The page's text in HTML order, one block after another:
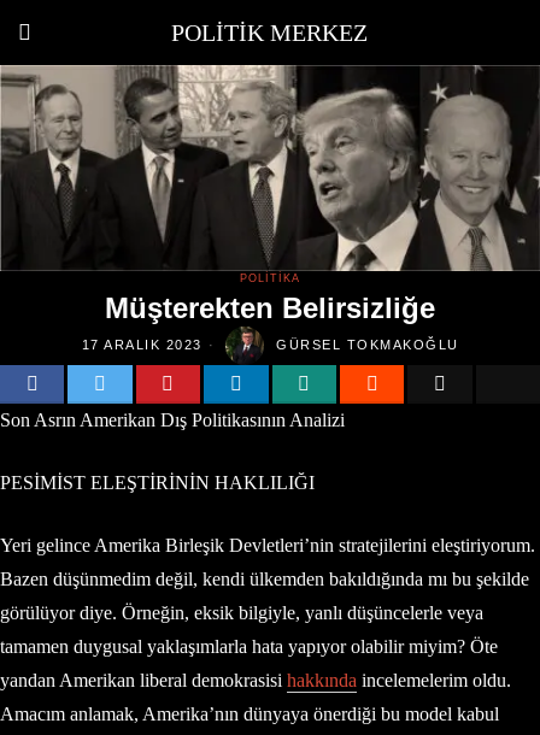
POLITIK MERKEZ
POLITIKA
Müşterekten Belirsizliğe
17 ARALIK 2023 GÜRSEL TOKMAKOĞLU
Son Asrın Amerikan Dış Politikasının Analizi
PESİMİST ELEŞTİRİNİN HAKLILIĞI
Yeri gelince Amerika Birleşik Devletleri’nin stratejilerini eleştiriyorum.
Bazen düşünmedim değil, kendi ülkemden bakıldığında mı bu şekilde
görülüyor diye. Örneğin, eksik bilgiyle, yanlı düşüncelerle veya
tamamen duygusal yaklaşımlarla hata yapıyor olabilir miyim? Öte
yandan Amerikan liberal demokrasisi hakkında incelemelerim oldu.
Amacım anlamak, Amerika’nın dünyaya önerdiği bu model kabul